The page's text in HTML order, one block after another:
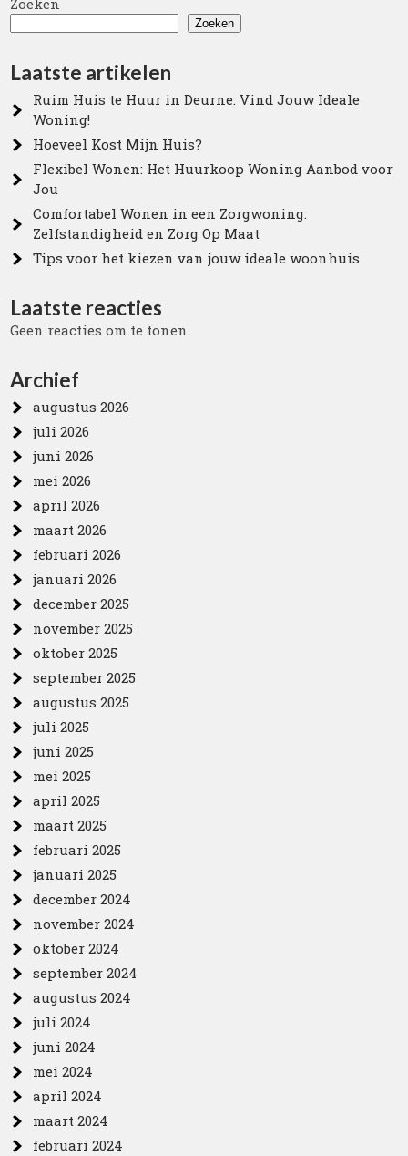
Zoeken
Zoeken
Laatste artikelen
Ruim Huis te Huur in Deurne: Vind Jouw Ideale
Woning!
Hoeveel Kost Mijn Huis?
Flexibel Wonen: Het Huurkoop Woning Aanbod voor
Jou
Comfortabel Wonen in een Zorgwoning:
Zelfstandigheid en Zorg Op Maat
Tips voor het kiezen van jouw ideale woonhuis
Laatste reacties
Geen reacties om te tonen.
Archief
augustus 2026
juli 2026
juni 2026
mei 2026
april 2026
maart 2026
februari 2026
januari 2026
december 2025
november 2025
oktober 2025
september 2025
augustus 2025
juli 2025
juni 2025
mei 2025
april 2025
maart 2025
februari 2025
januari 2025
december 2024
november 2024
oktober 2024
september 2024
augustus 2024
juli 2024
juni 2024
mei 2024
april 2024
maart 2024
februari 2024